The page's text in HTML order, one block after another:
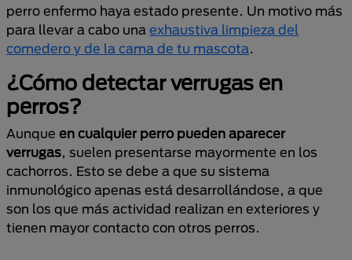
perro enfermo haya estado presente. Un motivo más
para llevar a cabo una exhaustiva limpieza del
comedero y de la cama de tu mascota.
¿Cómo detectar verrugas en
perros?
Aunque en cualquier perro pueden aparecer
verrugas, suelen presentarse mayormente en los
cachorros. Esto se debe a que su sistema
inmunológico apenas está desarrollándose, a que
son los que más actividad realizan en exteriores y
tienen mayor contacto con otros perros.